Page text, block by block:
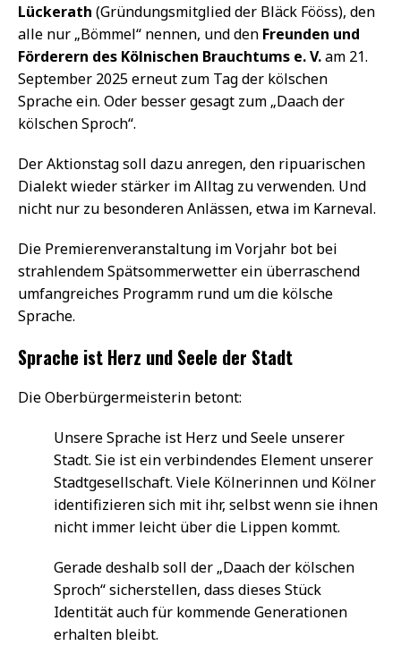
Lückerath (Gründungsmitglied der Bläck Fööss), den
alle nur „Bömmel“ nennen, und den Freunden und
Förderern des Kölnischen Brauchtums e. V.am 21.
September 2025 erneut zum Tag der kölschen
Sprache ein. Oder besser gesagt zum „Daach der
kölschen Sproch“.
Der Aktionstag soll dazu anregen, den ripuarischen
Dialekt wieder stärker im Alltag zu verwenden. Und
nicht nur zu besonderen Anlässen, etwa im Karneval.
Die Premierenveranstaltung im Vorjahr bot bei
strahlendem Spätsommerwetter ein überraschend
umfangreiches Programm rund um die kölsche
Sprache.
Sprache ist Herz und Seele der Stadt
Die Oberbürgermeisterin betont:
Unsere Sprache ist Herz und Seele unserer
Stadt. Sie ist ein verbindendes Element unserer
Stadtgesellschaft. Viele Kölnerinnen und Kölner
identifizieren sich mit ihr, selbst wenn sie ihnen
nicht immer leicht über die Lippen kommt.
Gerade deshalb soll der „Daach der kölschen
Sproch“ sicherstellen, dass dieses Stück
Identität auch für kommende Generationen
erhalten bleibt.